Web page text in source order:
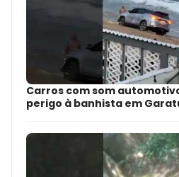
Carros com som
perigo à banhista em